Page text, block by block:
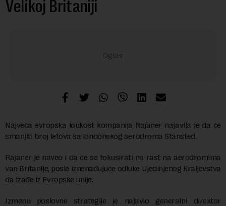
Velikoj Britaniji
Najveća evropska loukost kompanija Rajaner najavila je da će
smanjiti broj letova sa londonskog aerodroma Stansted.
Rajaner je naveo i da će se fokusirati na rast na aerodromima
van Britanije, posle iznenađujuće odluke Ujedinjenog Kraljevstva
da izađe iz Evropske unije.
Izmenu poslovne strategije je najavio generalni direktor